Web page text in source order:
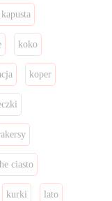
koko
koper
ciasto
kurki lato